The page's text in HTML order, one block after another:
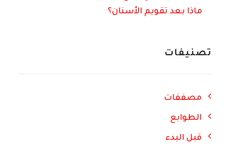
ماذا بعد تقويم الأسنان؟
تصنيفات
مصففات
الطوابع
قبل البدء